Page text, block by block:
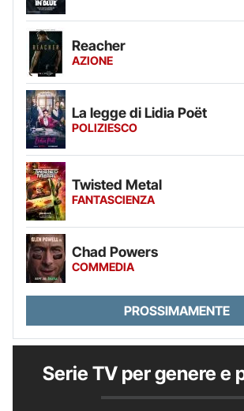
Reacher
AZIONE
La legge di Lidia Poët
POLIZIESCO
Twisted Metal
FANTASCIENZA
Chad Powers
COMMEDIA
PROSSIMAMENTE
Serie TV per genere e